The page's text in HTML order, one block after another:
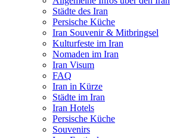
Städte des Iran
Persische Küche
Iran Souvenir & Mitbringsel
Kulturfeste im Iran
Nomaden im Iran
Iran Visum
FAQ
Iran in Kürze
Städte im Iran
Iran Hotels
Persische Küche
Souvenirs